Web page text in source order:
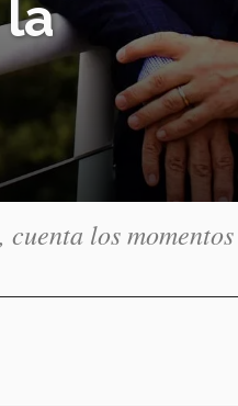
los momentos